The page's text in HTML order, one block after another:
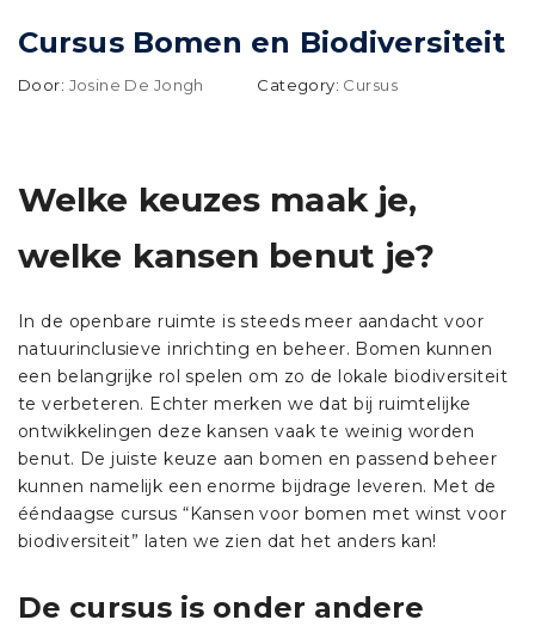
Cursus Bomen en Biodiversiteit
Door: Josine De Jongh Category: Cursus
Welke keuzes maak je,
welke kansen benut je?
In de openbare ruimte is steeds meer aandacht voor
natuurinclusieve inrichting en beheer. Bomen kunnen
een belangrijke rol spelen om zo de lokale biodiversiteit
te verbeteren. Echter merken we dat bij ruimtelijke
ontwikkelingen deze kansen vaak te weinig worden
benut. De juiste keuze aan bomen en passend beheer
kunnen namelijk een enorme bijdrage leveren. Met de
ééndaagse cursus “Kansen voor bomen met winst voor
biodiversiteit” laten we zien dat het anders kan!
De cursus is onder andere